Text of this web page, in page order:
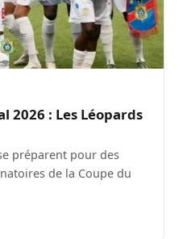
2026 : Les Léopards
préparent pour des
de la Coupe du